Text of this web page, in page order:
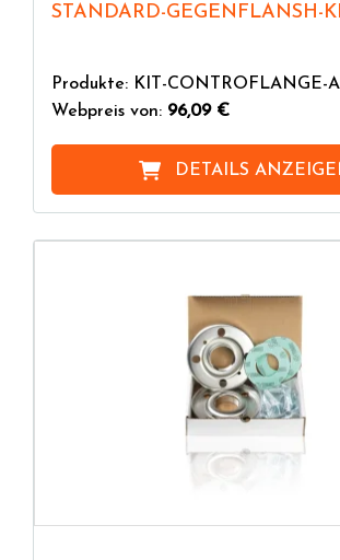
STANDARD-GEGENFLANSH-
Produkte: KIT-CONTROFLANGE-
Webpreis von: 96,09 €
DETAILS